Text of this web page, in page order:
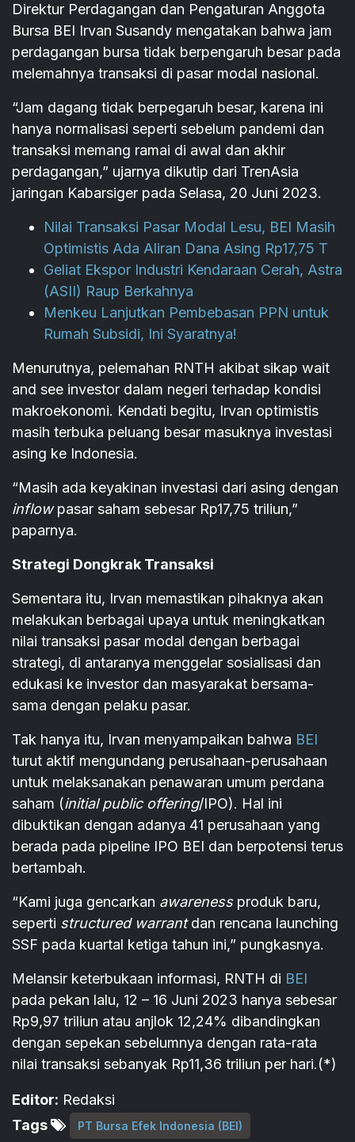
Direktur Perdagangan dan Pengaturan Anggota
Bursa BEI Irvan Susandy mengatakan bahwa jam
perdagangan bursa tidak berpengaruh besar pada
melemahnya transaksi di pasar modal nasional.
“Jam dagang tidak berpegaruh besar, karena ini
hanya normalisasi seperti sebelum pandemi dan
transaksi memang ramai di awal dan akhir
perdagangan,” ujarnya dikutip dari TrenAsia
jaringan Kabarsiger pada Selasa, 20 Juni 2023.
Nilai Transaksi Pasar Modal Lesu, BEI Masih
Optimistis Ada Aliran Dana Asing Rp17,75 T
Geliat Ekspor Industri Kendaraan Cerah, Astra
(ASII) Raup Berkahnya
Menkeu Lanjutkan Pembebasan PPN untuk
Rumah Subsidi, Ini Syaratnya!
Menurutnya, pelemahan RNTH akibat sikap wait
and see investor dalam negeri terhadap kondisi
makroekonomi. Kendati begitu, Irvan optimistis
masih terbuka peluang besar masuknya investasi
asing ke Indonesia.
“Masih ada keyakinan investasi dari asing dengan
inflowpasar saham sebesar Rp17,75 triliun,”
paparnya.
Strategi Dongkrak Transaksi
Sementara itu, Irvan memastikan pihaknya akan
melakukan berbagai upaya untuk meningkatkan
nilai transaksi pasar modal dengan berbagai
strategi, di antaranya menggelar sosialisasi dan
edukasi ke investor dan masyarakat bersama-
sama dengan pelaku pasar.
Tak hanya itu, Irvan menyampaikan bahwa BEI
turut aktif mengundang perusahaan-perusahaan
untuk melaksanakan penawaran umum perdana
saham (initial public offering/IPO). Hal ini
dibuktikan dengan adanya 41 perusahaan yang
berada pada pipeline IPO BEI dan berpotensi terus
bertambah.
“Kami juga gencarkan awarenessproduk baru,
seperti structured warrantdan rencana launching
SSF pada kuartal ketiga tahun ini,” pungkasnya.
Melansir keterbukaan informasi, RNTH di BEI
pada pekan lalu, 12 – 16 Juni 2023 hanya sebesar
Rp9,97 triliun atau anjlok 12,24% dibandingkan
dengan sepekan sebelumnya dengan rata-rata
nilai transaksi sebanyak Rp11,36 triliun per hari.(*)
Editor: Redaksi
Tags
PT Bursa Efek Indonesia (BEI)